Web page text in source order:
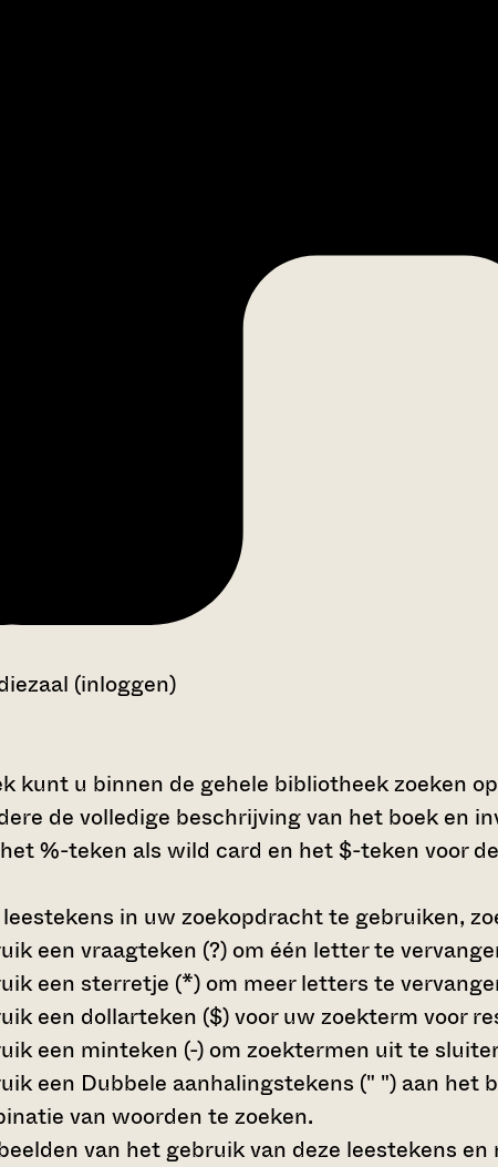
(inloggen)
kunt u binnen de gehele bibliotheek zoeken
de volledige beschrijving van het boek en
%-teken als wild card en het $-teken voor
leestekens in uw zoekopdracht te gebruiken,
een vraagteken (?) om één letter te
een sterretje (*) om meer letters te
een dollarteken ($)voor uw zoekterm voor
een minteken (-) om zoektermen uit te
een Dubbele aanhalingstekens (" ") aan het
van woorden te zoeken.
van het gebruik van deze leestekens